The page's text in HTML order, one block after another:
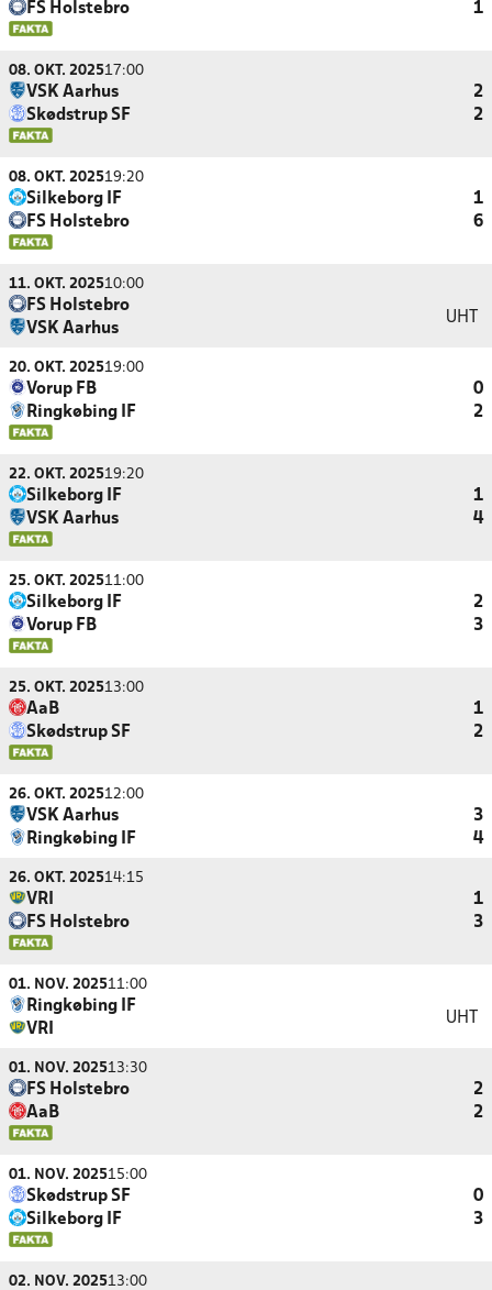
FS Holstebro
1
08. OKT. 202517:00
VSK Aarhus
2
Skødstrup SF
2
08. OKT. 202519:20
Silkeborg IF
1
FS Holstebro
6
11. OKT. 202510:00
FS Holstebro
VSK Aarhus
UHT
20. OKT. 202519:00
Vorup FB
0
Ringkøbing IF
2
22. OKT. 202519:20
Silkeborg IF
1
VSK Aarhus
4
25. OKT. 202511:00
Silkeborg IF
2
Vorup FB
3
25. OKT. 202513:00
AaB
1
Skødstrup SF
2
26. OKT. 202512:00
VSK Aarhus
3
Ringkøbing IF
4
26. OKT. 202514:15
VRI
1
FS Holstebro
3
01. NOV. 202511:00
Ringkøbing IF
VRI
UHT
01. NOV. 202513:30
FS Holstebro
2
AaB
2
01. NOV. 202515:00
Skødstrup SF
0
Silkeborg IF
3
02. NOV. 202513:00